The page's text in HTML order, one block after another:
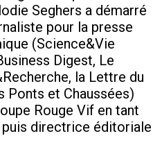
Seghers a démarré
pour la presse
(Science&Vie
Digest, Le
la Lettre du
Ponts et Chaussées)
Rouge Vif en tant
directrice éditoriale